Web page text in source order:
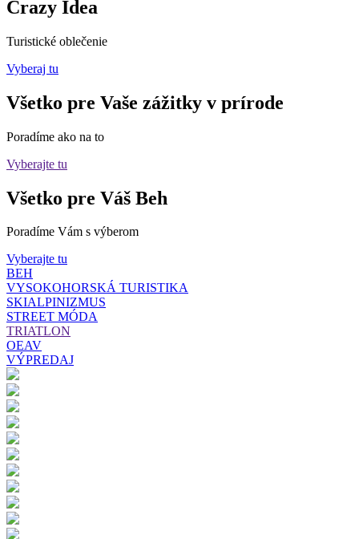
Crazy Idea
Turistické oblečenie
Vyberaj tu
Všetko pre Vaše zážitky v prírode
Poradíme ako na to
Vyberajte tu
Všetko pre Váš Beh
Poradíme Vám s výberom
Vyberajte tu
BEH
VYSOKOHORSKÁ TURISTIKA
SKIALPINIZMUS
STREET MÓDA
TRIATLON
OEAV
VÝPREDAJ